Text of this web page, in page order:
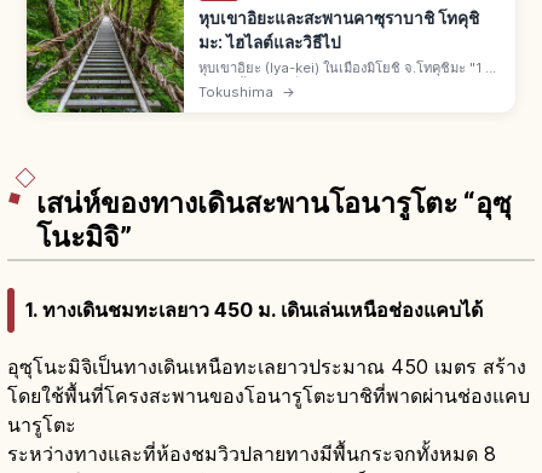
หุบเขาอิยะและสะพานคาซุราบาชิ โทคุชิ
มะ: ไฮไลต์และวิธีไป
หุบเขาอิยะ (Iya-kei) ในเมืองมิโยชิ จ.โทคุชิมะ "1 ใน
3 แดนลี้ลับของญี่ปุ่น" สะพานเถาวัลย์อิยะ-โนะ-คาซุ
Tokushima →
เสน่ห์ของทางเดินสะพานโอนารูโตะ “อุซุ
โนะมิจิ”
1. ทางเดินชมทะเลยาว 450 ม. เดินเล่นเหนือช่องแคบได้
อุซุโนะมิจิเป็นทางเดินเหนือทะเลยาวประมาณ 450 เมตร สร้าง
โดยใช้พื้นที่โครงสะพานของโอนารูโตะบาชิที่พาดผ่านช่องแคบ
นารูโตะ
ระหว่างทางและที่ห้องชมวิวปลายทางมีพื้นกระจกทั้งหมด 8